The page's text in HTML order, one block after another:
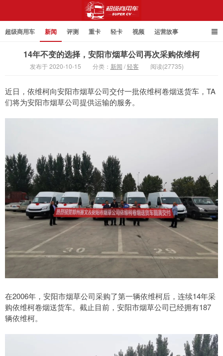
超级商用车 新闻 评测 重卡 轻卡 视频 运营故事
14年不变的选择，安阳市烟草公司再次采购依维柯
发布于 2020-10-15 分类： 新闻 /轻客 阅读(27735)
近日，依维柯向安阳市烟草公司交付一批依维柯卷烟送货车，TA
们将为安阳市烟草公司提供运输的服务。
在2006年，安阳市烟草公司采购了第一辆依维柯后，连续14年采
购依维柯卷烟送货车。截止目前，安阳市烟草公司已经拥有187
辆依维柯。